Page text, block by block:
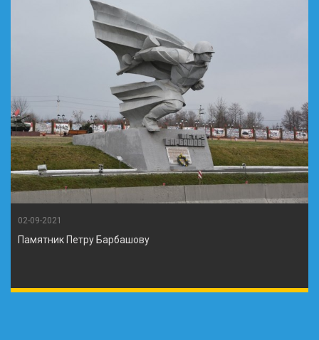
02-09-2021
Памятник Петру Барбашову